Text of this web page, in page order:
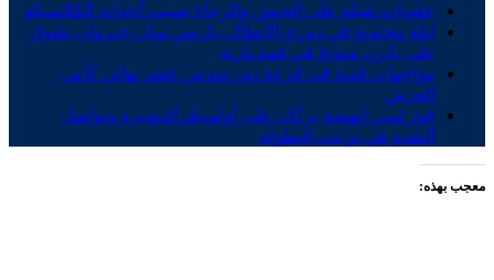
عقوبات ثقيلة على الجيش والرجاء بسبب أحداث الكلاسيكو
ليلة مجنونة في دوري الأبطال..باريس سان جيرمان يتفوق
على بايرن ميونخ في قمة نارية
مواجهات قوية في قرعة دور سدس عشر نهائي كأس
العرش
فوز ثمين لنهضة بركان على أولمبيك الدشيرة وتواصل
التقدم في ترتيب البطولة
معجب بهذه: